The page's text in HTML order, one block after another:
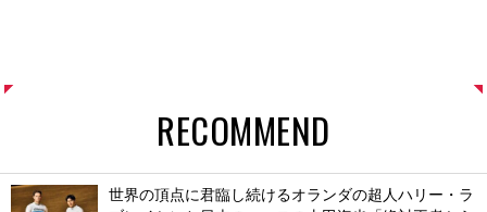
RECOMMEND
世界の頂点に君臨し続けるオランダの超人ハリー・ラ